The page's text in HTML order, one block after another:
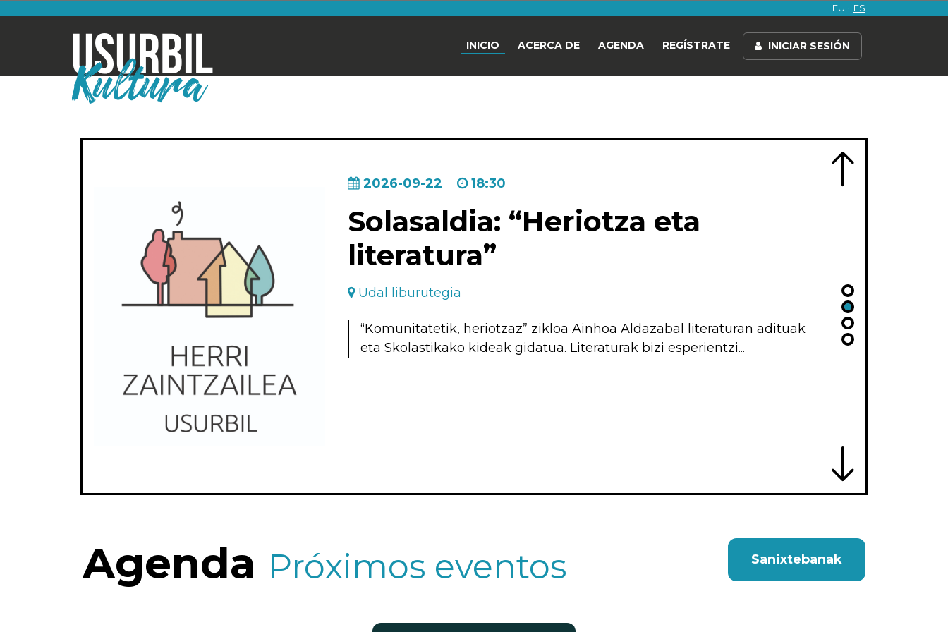
EU ES
INICIO ACERCA DE AGENDA REGÍSTRATE INICIAR SESIÓN
2026-09-22 18:30
Solasaldia: “Heriotza eta
literatura”
Udal liburutegia
“Komunitatetik, heriotzaz” zikloa Ainhoa Aldazabal literaturan adituak
eta Skolastikako kideak gidatua. Literaturak bizi esperientzi...
Agenda Próximos eventos Sanixtebanak